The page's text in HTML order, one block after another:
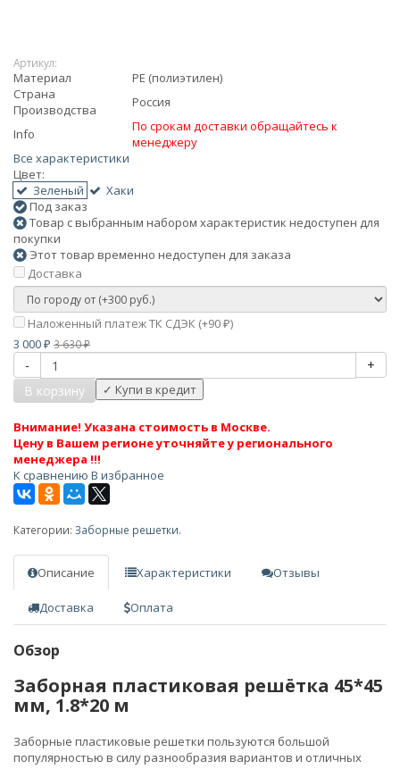
Артикул:
Материал
PE (полиэтилен)
Страна
Производства
Россия
Info
По срокам доставки обращайтесь к
менеджеру
Все характеристики
Цвет:
Зеленый
Хаки
Под заказ
Товар с выбранным набором характеристик недоступен для
покупки
Этот товар временно недоступен для заказа
Доставка
Наложенный платеж ТК СДЭК (+90 ₽)
3 000 ₽ 3 630₽
-
+
В корзину
Внимание! Указана стоимость в Москве.
Цену в Вашем регионе уточняйте у регионального
менеджера !!!
К сравнению В избранное
Категории: Заборные решетки.
Описание Характеристики Отзывы
Доставка Оплата
Обзор
Заборная пластиковая решётка 45*45
мм, 1.8*20 м
Заборные пластиковые решетки пользуются большой
популярностью в силу разнообразия вариантов и отличных